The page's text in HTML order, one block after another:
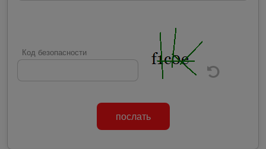
Код безопасности
послать